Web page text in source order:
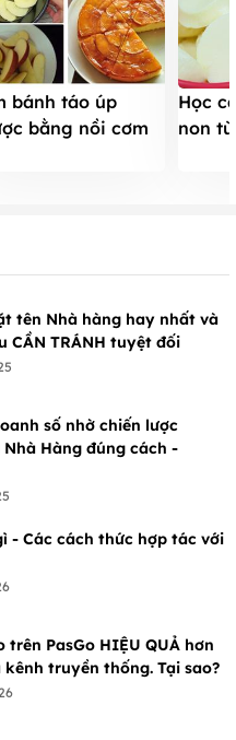
bánh táo úp
bằng nồi cơm
Học
non
tên Nhà hàng hay nhất và
CẦN TRÁNH tuyệt đối
số nhờ chiến lược
Hàng đúng cách -
- Các cách thức hợp tác với
trên PasGo HIỆU QUẢ hơn
kênh truyền thống. Tại sao?